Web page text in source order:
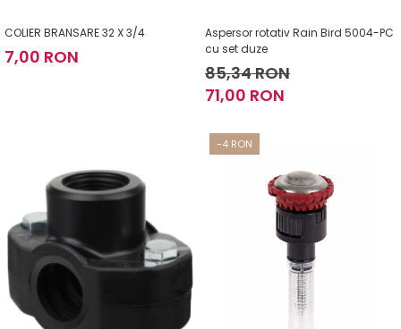
COLIER BRANSARE 32 X 3/4
7,00 RON
Aspersor rotativ Rain Bird 5004-PC
cu set duze
85,34 RON
71,00 RON
-4 RON